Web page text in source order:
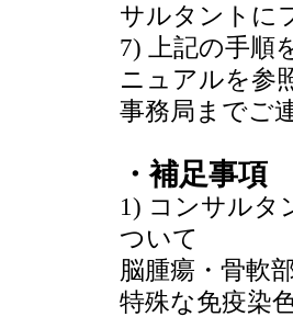
サルタントに
7) 上記の手順
ニュアルを参
事務局までご
・補足事項
1) コンサルタ
ついて
脳腫瘍・骨軟
特殊な免疫染